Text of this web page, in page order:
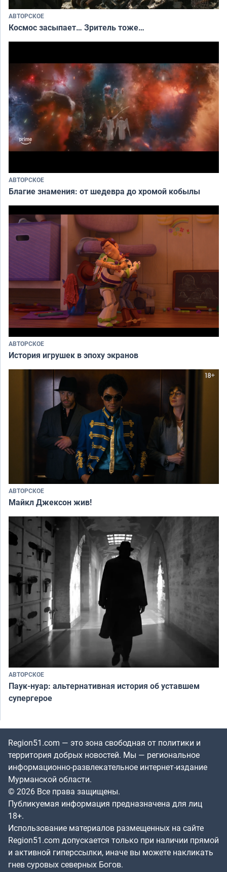
АВТОРСКОЕ
Космос засыпает… Зритель тоже…
АВТОРСКОЕ
Благие знамения: от шедевра до хромой кобылы
АВТОРСКОЕ
История игрушек в эпоху экранов
АВТОРСКОЕ
Майкл Джексон жив!
АВТОРСКОЕ
Паук-нуар: альтернативная история об уставшем
супергерое
Region51.com — это зона свободная от политики и
территория добрых новостей. Мы — региональное
информационно-развлекательное интернет-издание
Мурманской области.
© 2026 Все права защищены.
Публикуемая информация предназначена для лиц
18+.
Использование материалов размещенных на сайте
Region51.com допускается только при наличии прямой
и активной гиперссылки, иначе вы можете накликать
гнев суровых северных Богов.